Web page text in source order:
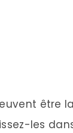
être
les